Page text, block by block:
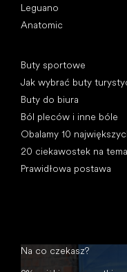
Leguano
Anatomic
Buty sportowe
Jak wybrać buty
Buty do biura
Ból pleców i inne bóle
Obalamy 10
20 ciekawostek na
Prawidłowa postawa
Na co czekasz?